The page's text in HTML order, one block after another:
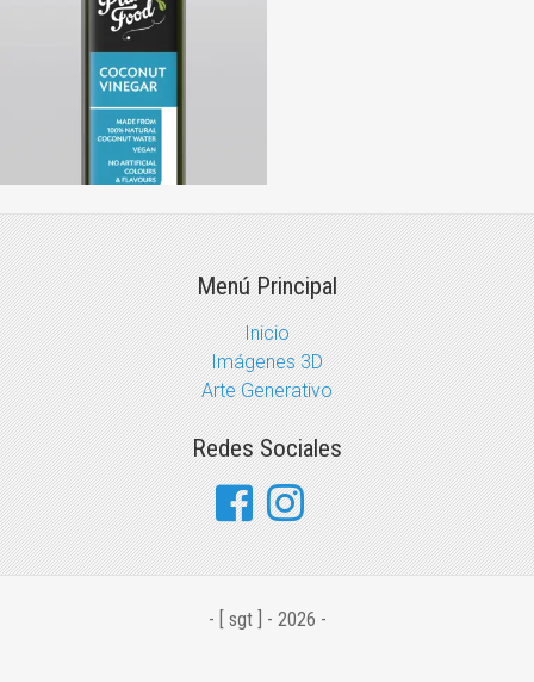
Menú Principal
Inicio
Imágenes 3D
Arte Generativo
Redes Sociales
- [ sgt ] - 2026 -